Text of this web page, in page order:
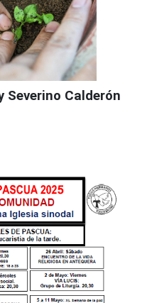
Severino Calderón